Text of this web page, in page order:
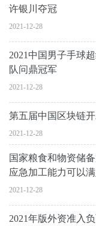
许银川夺冠
2021-12-28
2021中国男子手球
队问鼎冠军
2021-12-28
第五届中国区块链
2021-12-28
国家粮食和物资储
应急加工能力可以
2021-12-28
2021年版外资准入